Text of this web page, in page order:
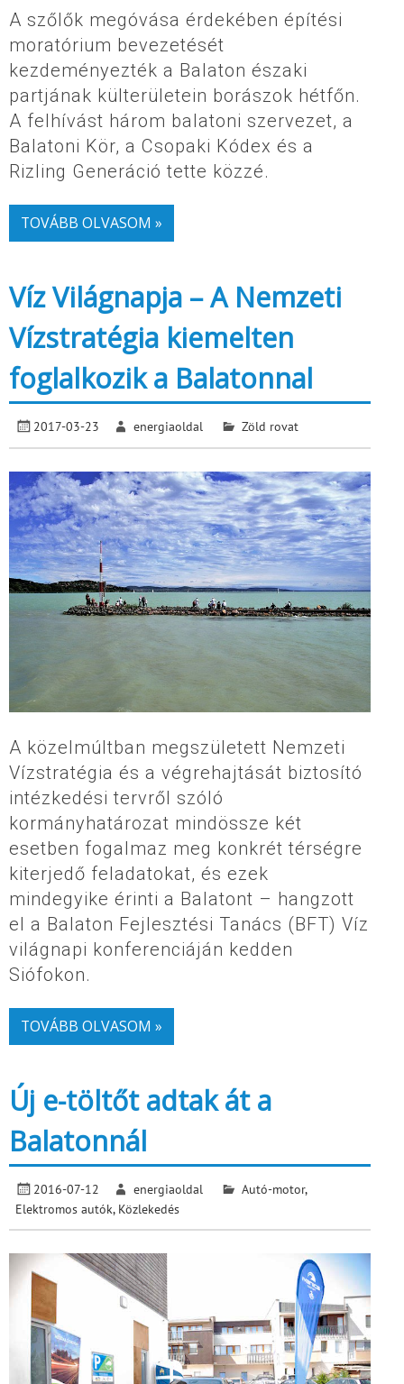
A szőlők megóvása érdekében építési
moratórium bevezetését
kezdeményezték a Balaton északi
partjának külterületein borászok hétfőn.
A felhívást három balatoni szervezet, a
Balatoni Kör, a Csopaki Kódex és a
Rizling Generáció tette közzé.
TOVÁBB OLVASOM »
Víz Világnapja – A Nemzeti
Vízstratégia kiemelten
foglalkozik a Balatonnal
2017-03-23 energiaoldal Zöld rovat
A közelmúltban megszületett Nemzeti
Vízstratégia és a végrehajtását biztosító
intézkedési tervről szóló
kormányhatározat mindössze két
esetben fogalmaz meg konkrét térségre
kiterjedő feladatokat, és ezek
mindegyike érinti a Balatont – hangzott
el a Balaton Fejlesztési Tanács (BFT) Víz
világnapi konferenciáján kedden
Siófokon.
TOVÁBB OLVASOM »
Új e-töltőt adtak át a
Balatonnál
2016-07-12 energiaoldal Autó-motor,
Elektromos autók, Közlekedés